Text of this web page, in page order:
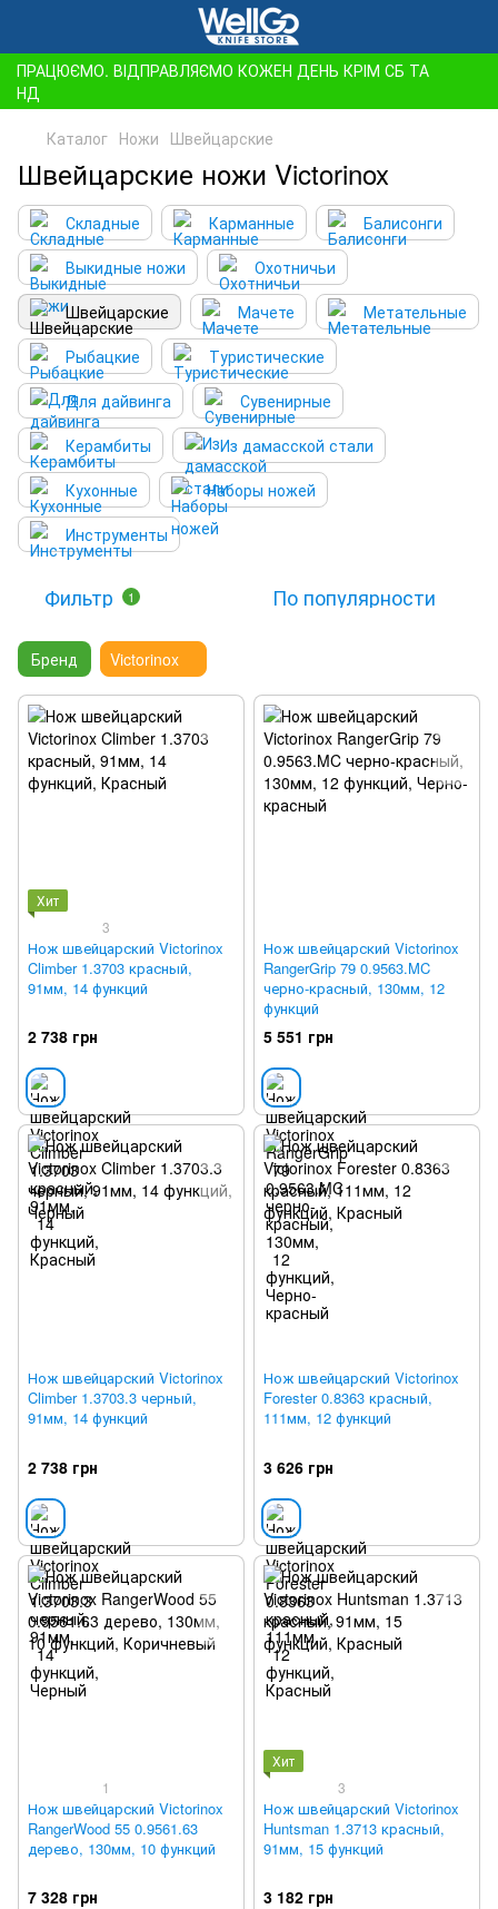
ПРАЦЮЄМО. ВІДПРАВЛЯЄМО КОЖЕН ДЕНЬ КРІМ СБ ТА
НД
Каталог Ножи Швейцарские
Швейцарские ножи Victorinox
Складные Карманные
Балисонги
Выкидные ножи
Охотничьи
Швейцарские
Мачете
Метательные
Рыбацкие
Туристические
Для дайвинга
Сувенирные
Керамбиты
Из дамасской стали
Кухонные
Наборы ножей
Инструменты
Фильтр 1 По популярности
Бренд Victorinox
Хит
3
Нож швейцарский Victorinox
Climber 1.3703 красный,
91мм, 14 функций
2 738 грн
Нож швейцарский Victorinox
RangerGrip 79 0.9563.MC
черно-красный, 130мм, 12
функций
5 551 грн
Нож швейцарский Victorinox
Climber 1.3703.3 черный,
91мм, 14 функций
2 738 грн
Нож швейцарский Victorinox
Forester 0.8363 красный,
111мм, 12 функций
3 626 грн
1
Нож швейцарский Victorinox
RangerWood 55 0.9561.63
дерево, 130мм, 10 функций
7 328 грн
Хит
3
Нож швейцарский Victorinox
Huntsman 1.3713 красный,
91мм, 15 функций
3 182 грн